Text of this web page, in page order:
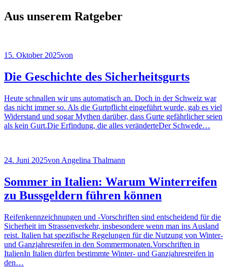
Aus unserem Ratgeber
15. Oktober 2025von
Die Geschichte des Sicherheitsgurts
Heute schnallen wir uns automatisch an. Doch in der Schweiz war
das nicht immer so. Als die Gurtpflicht eingeführt wurde, gab es viel
Widerstand und sogar Mythen darüber, dass Gurte gefährlicher seien
als kein Gurt.Die Erfindung, die alles veränderteDer Schwede…
24. Juni 2025von Angelina Thalmann
Sommer in Italien: Warum Winterreifen
zu Bussgeldern führen können
Reifenkennzeichnungen und -Vorschriften sind entscheidend für die
Sicherheit im Strassenverkehr, insbesondere wenn man ins Ausland
reist. Italien hat spezifische Regelungen für die Nutzung von Winter-
und Ganzjahresreifen in den Sommermonaten.Vorschriften in
ItalienIn Italien dürfen bestimmte Winter- und Ganzjahresreifen in
den…